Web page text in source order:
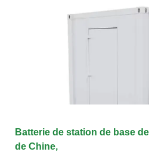
Batterie de station de base
de Chine,